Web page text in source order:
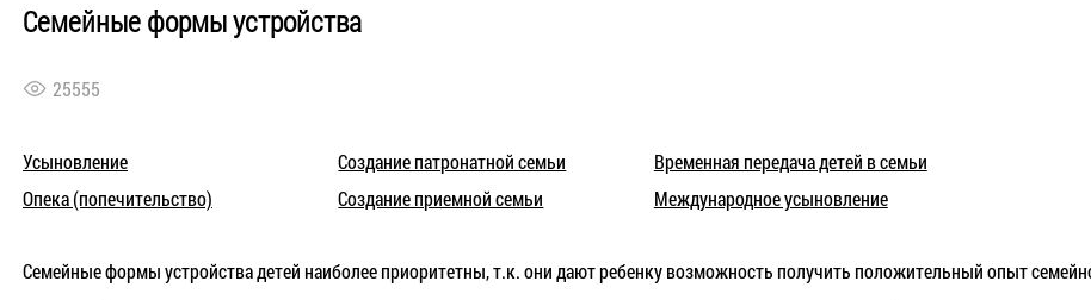
Семейные формы устройства
25555
Усыновление
Опека (попечительство)
Создание патронатной семьи
Создание приемной семьи
Временная передача детей в семьи
Международное усыновление
Семейные формы устройства детей наиболее приоритетны, т.к. они дают ребенку возможность получить положительный опыт